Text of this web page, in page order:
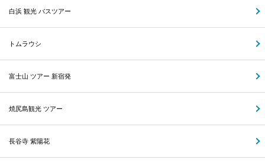
白浜 観光 バスツアー
トムラウシ
富士山 ツアー 新宿発
焼尻島観光 ツアー
長谷寺 紫陽花